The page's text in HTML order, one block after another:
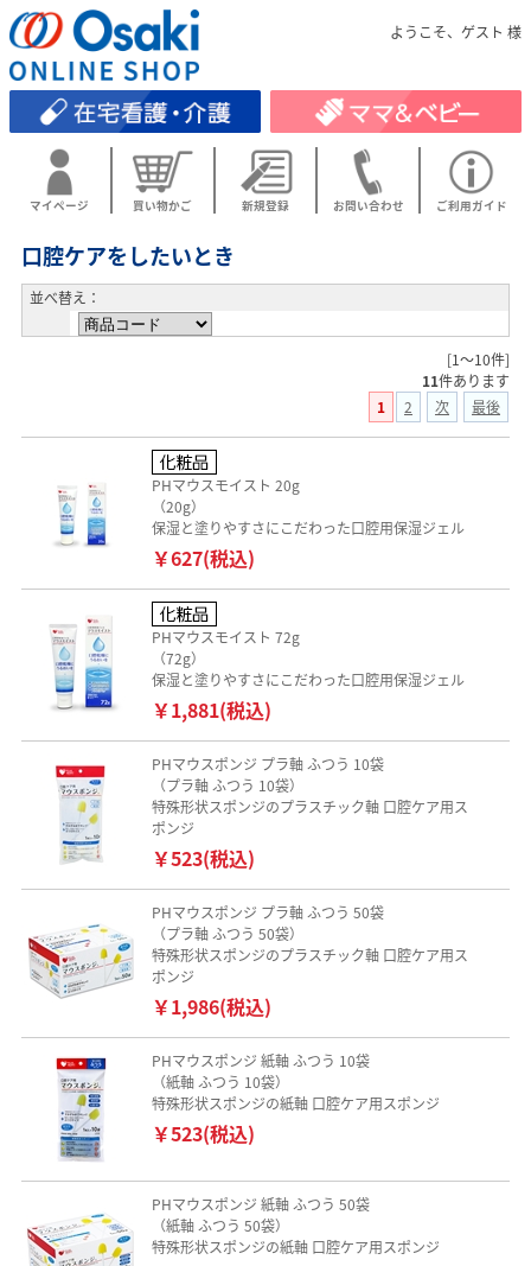
ようこそ、ゲスト 様
マイページ 買い物かご 新規登録 お問い合わせ ご利用ガイド
口腔ケアをしたいとき
並べ替え：
[1～10件]
11件あります
1
2 次 最後
PHマウスモイスト 20g
（20g）
保湿と塗りやすさにこだわった口腔用保湿ジェル
￥627(税込)
PHマウスモイスト 72g
（72g）
保湿と塗りやすさにこだわった口腔用保湿ジェル
￥1,881(税込)
PHマウスポンジ プラ軸 ふつう 10袋
（プラ軸 ふつう 10袋）
特殊形状スポンジのプラスチック軸 口腔ケア用ス
ポンジ
￥523(税込)
PHマウスポンジ プラ軸 ふつう 50袋
（プラ軸 ふつう 50袋）
特殊形状スポンジのプラスチック軸 口腔ケア用ス
ポンジ
￥1,986(税込)
PHマウスポンジ 紙軸 ふつう 10袋
（紙軸 ふつう 10袋）
特殊形状スポンジの紙軸 口腔ケア用スポンジ
￥523(税込)
PHマウスポンジ 紙軸 ふつう 50袋
（紙軸 ふつう 50袋）
特殊形状スポンジの紙軸 口腔ケア用スポンジ